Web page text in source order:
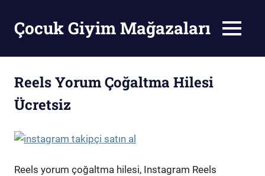
contentÇocuk Giyim Mağazaları
Mağazaları
MENU
Reels Yorum Çoğaltma Hilesi
Ücretsiz
Reels yorum çoğaltma hilesi, Instagram Reels